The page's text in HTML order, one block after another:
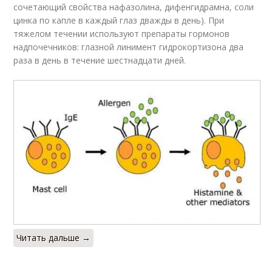
сочетающий свойства нафазолина, дифенгидрамна, соли
цинка по капле в каждый глаз дважды в день). При
тяжелом течении используют препараты гормонов
надпочечников: глазной линимент гидрокортизона два
раза в день в течение шестнадцати дней.
Читать дальше →